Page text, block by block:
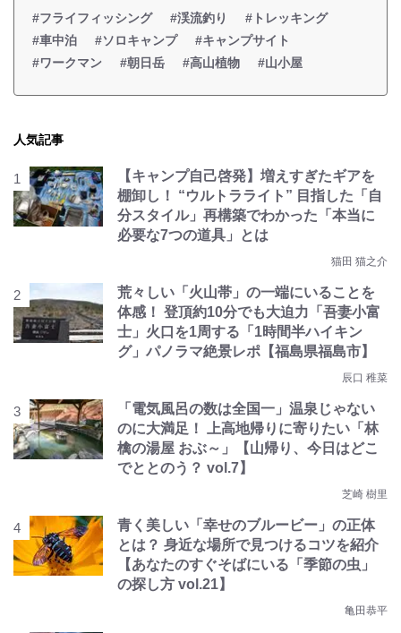
#フライフィッシング #渓流釣り
#トレッキング
#車中泊
#ソロキャンプ
#キャンプサイト
#ワークマン
#朝日岳 #高山植物 #山小屋
人気記事
【キャンプ自己啓発】増えすぎたギアを
棚卸し！ “ウルトラライト” 目指した「自
分スタイル」再構築でわかった「本当に
必要な7つの道具」とは
猫田 猫之介
荒々しい「火山帯」の一端にいることを
体感！ 登頂約10分でも大迫力「吾妻小富
士」火口を1周する「1時間半ハイキン
グ」パノラマ絶景レポ【福島県福島市】
辰口 稚菜
「電気風呂の数は全国一」温泉じゃない
のに大満足！ 上高地帰りに寄りたい「林
檎の湯屋 おぶ～」【山帰り、今日はどこ
でととのう？ vol.7】
芝崎 樹里
青く美しい「幸せのブルービー」の正体
とは？ 身近な場所で見つけるコツを紹介
【あなたのすぐそばにいる「季節の虫」
の探し方 vol.21】
亀田恭平